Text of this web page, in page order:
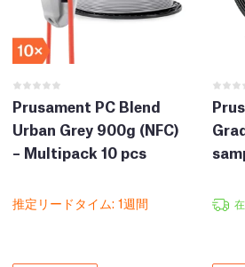
Prusament PC Blend
Urban Grey 900g (NFC)
– Multipack 10 pcs
推定リードタイム: 1週間